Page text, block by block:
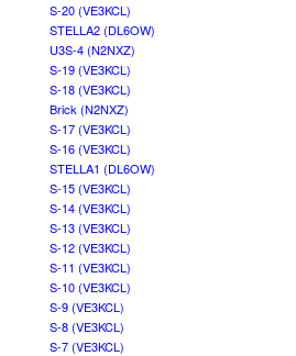
S-20 (VE3KCL)
STELLA2 (DL6OW)
U3S-4 (N2NXZ)
S-19 (VE3KCL)
S-18 (VE3KCL)
Brick (N2NXZ)
S-17 (VE3KCL)
S-16 (VE3KCL)
STELLA1 (DL6OW)
S-15 (VE3KCL)
S-14 (VE3KCL)
S-13 (VE3KCL)
S-12 (VE3KCL)
S-11 (VE3KCL)
S-10 (VE3KCL)
S-9 (VE3KCL)
S-8 (VE3KCL)
S-7 (VE3KCL)